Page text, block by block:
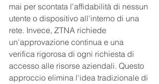
mai per scontata l'affidabilità di nessun
utente o dispositivo all'interno di una
rete. Invece, ZTNA richiede
un'approvazione continua e una
verifica rigorosa di ogni richiesta di
accesso alle risorse aziendali. Questo
approccio elimina l'idea tradizionale di